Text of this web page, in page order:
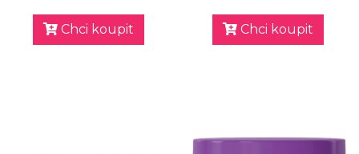
Chci koupit Chci koupit